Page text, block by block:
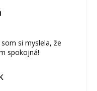
5 z 5 hviezdičiek.
si myslela, že
spokojná!
5 z 5 hviezdičiek.